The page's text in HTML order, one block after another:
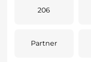
206
Partner